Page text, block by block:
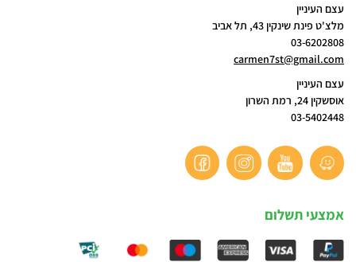
עצם העיניין
מלצ'ט פינת שינקין 43, תל אביב
03-6202808
carmen7st@gmail.com
עצם העיניין
אוסשקין 24, רמת השרון
03-5402448
אמצעי תשלום